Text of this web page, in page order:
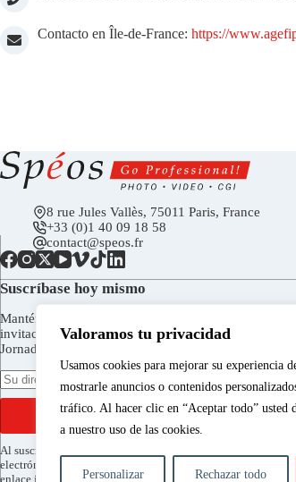
Valoramos tu privacidad
Usamos cookies para mejorar su experiencia
mostrarle anuncios o contenidos
tráfico. Al hacer clic en “Aceptar todo” usted
a nuestro uso de las cookies.
Personalizar Rechazar todo
Contacto en Île-de-France: https://
8 rue Jules Vallès, 75011 Paris, France
+33 (0)1 40 09 18 58
contact@speos.fr
Suscríbase hoy mismo
Manténgase en contacto para recibir el boletín de
invitaciones a las inauguraciones de la Galería Spéos,
Jornadas de Puertas Abiertas, etc.
ENVIAR
Al suscribirse acepta recibir la newsletter de Spéos por correo
electrónico. Puede darse de baja en cualquier momento a
enlace incluido en cada envío. Para obtener más información